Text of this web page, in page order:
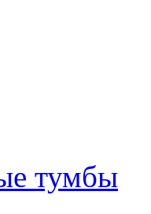
тумбы